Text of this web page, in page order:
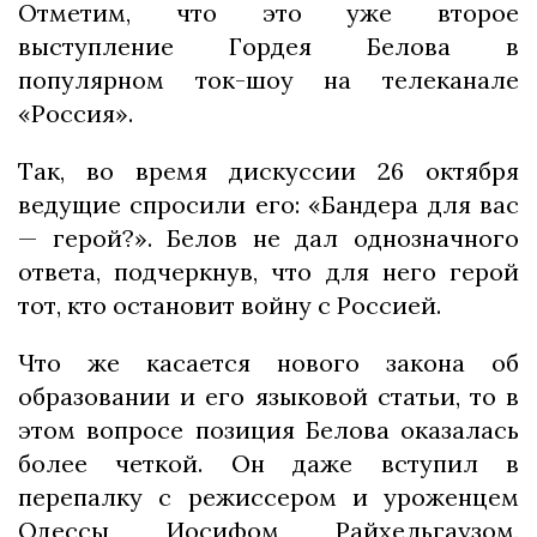
Отметим, что это уже второе
выступление Гордея Белова в
популярном ток-шоу на телеканале
«Россия».
Так, во время дискуссии 26 октября
ведущие спросили его: «Бандера для вас
— герой?». Белов не дал однозначного
ответа, подчеркнув, что для него герой
тот, кто остановит войну с Россией.
Что же касается нового закона об
образовании и его языковой статьи, то в
этом вопросе позиция Белова оказалась
более четкой. Он даже вступил в
перепалку с режиссером и уроженцем
Одессы Иосифом Райхельгаузом,